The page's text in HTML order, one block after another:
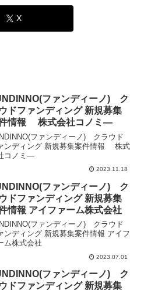
X
ファンディーノ) ク
ドファンディング 新規募集
情報 株式会社コノミ―
ファンディーノ) クラウド
ンディング 新規募集案件情報 株式
コノミ―
2023.11.18
ファンディーノ) ク
ドファンディング 新規募集
情報 アイファーム株式会社
ファンディーノ) クラウド
ンディング 新規募集案件情報 アイフ
ム株式会社
2023.07.01
ファンディーノ) ク
ドファンディング 新規募集